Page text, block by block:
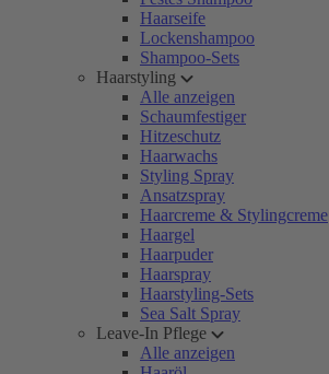
Haarseife
Lockenshampoo
Shampoo-Sets
Haarstyling
Alle anzeigen
Schaumfestiger
Hitzeschutz
Haarwachs
Styling Spray
Ansatzspray
Haarcreme & Stylingcreme
Haargel
Haarpuder
Haarspray
Haarstyling-Sets
Sea Salt Spray
Leave-In Pflege
Alle anzeigen